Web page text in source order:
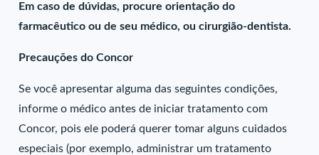
Em caso de dúvidas, procure orientação do
farmacêutico ou de seu médico, ou cirurgião-dentista.
Precauções do Concor
Se você apresentar alguma das seguintes condições,
informe o médico antes de iniciar tratamento com
Concor, pois ele poderá querer tomar alguns cuidados
especiais (por exemplo, administrar um tratamento